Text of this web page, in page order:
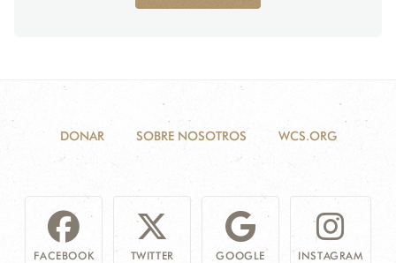
DONAR SOBRE NOSOTROS WCS.ORG
FACEBOOK TWITTER GOOGLE INSTAGRAM